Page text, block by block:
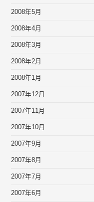
2008年5月
2008年4月
2008年3月
2008年2月
2008年1月
2007年12月
2007年11月
2007年10月
2007年9月
2007年8月
2007年7月
2007年6月